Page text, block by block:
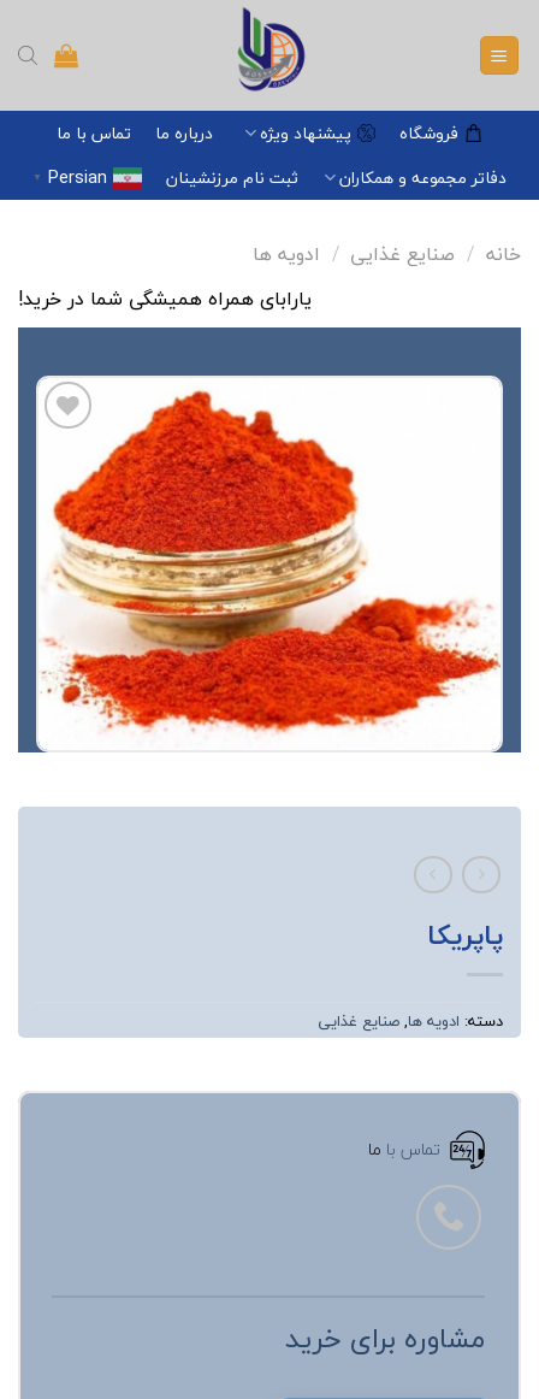
content
فروشگاه پیشنهاد ویژه درباره ما
تماس با ما
دفاتر مجموعه و همکاران
ثبت نام مرزنشینان Persian
▼
خانه / صنایع غذایی / ادویه ها
یارابای همراه همیشگی شما در خرید!
علاقه
مندی
ها
پاپریکا
دسته: ادویه ها,صنایع غذایی
تماس با ما
مشاوره برای خرید